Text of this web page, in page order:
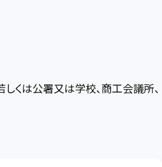
くは公署又は学校、商工会議所、